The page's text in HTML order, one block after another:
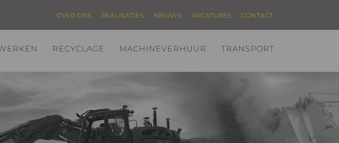
OVER ONS REALISATIES NIEUWS VACATURES CONTACT
RECYCLAGE MACHINEVERHUUR TRANSPORT